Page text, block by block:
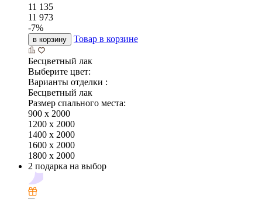
11 135
11 973
-7%
в корзину Товар в корзине
Бесцветный лак
Выберите цвет:
Варианты отделки :
Бесцветный лак
Размер спального места:
900 х 2000
1200 х 2000
1400 х 2000
1600 х 2000
1800 х 2000
2 подарка на выбор